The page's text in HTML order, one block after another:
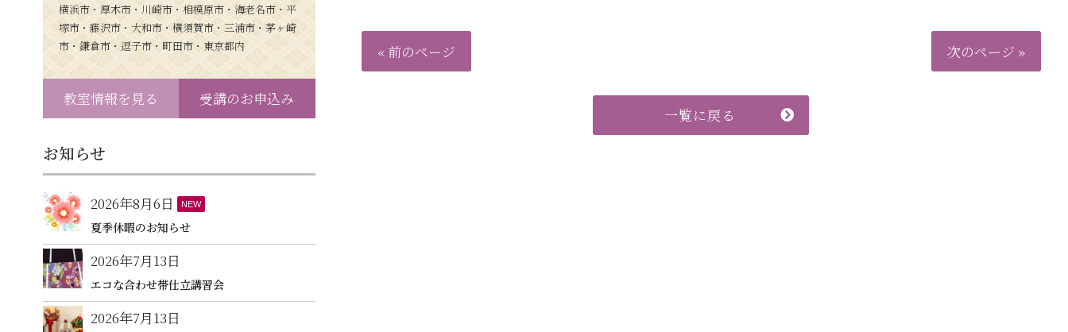
« 前のページ 次のページ »
一覧に戻る
横浜市・厚木市・川崎市・相模原市・海老名市・平
塚市・藤沢市・大和市・横須賀市・三浦市・茅ヶ崎
市・鎌倉市・逗子市・町田市・東京都内
教室情報を見る 受講のお申込み
お知らせ
2026年8月6日 NEW
夏季休暇のお知らせ
2026年7月13日
エコな合わせ帯仕立講習会
2026年7月13日